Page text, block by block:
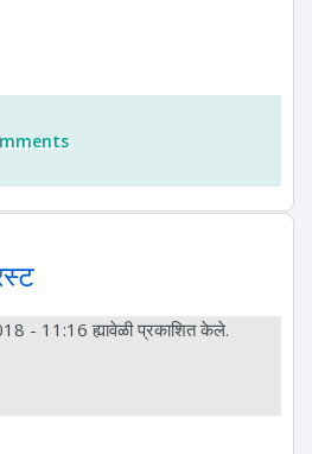
मनोगत
- 11:16 ह्यावेळी प्रकाशित केले.